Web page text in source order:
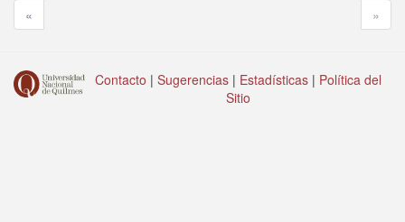
« »
Contacto | Sugerencias | Estadísticas | Política del
Sitio